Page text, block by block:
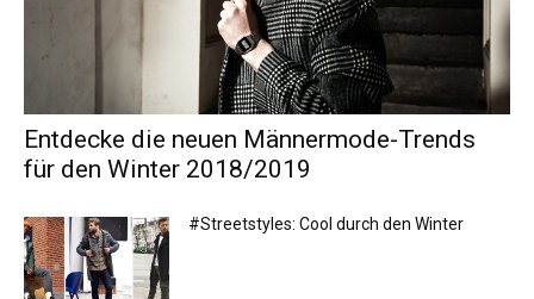
Entdecke die neuen Männermode-Trends
für den Winter 2018/2019
#Streetstyles: Cool durch den Winter